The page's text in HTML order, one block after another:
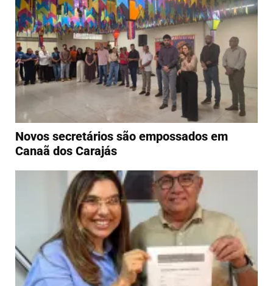
​Novos secretários são empossados em
Canaã dos Carajás